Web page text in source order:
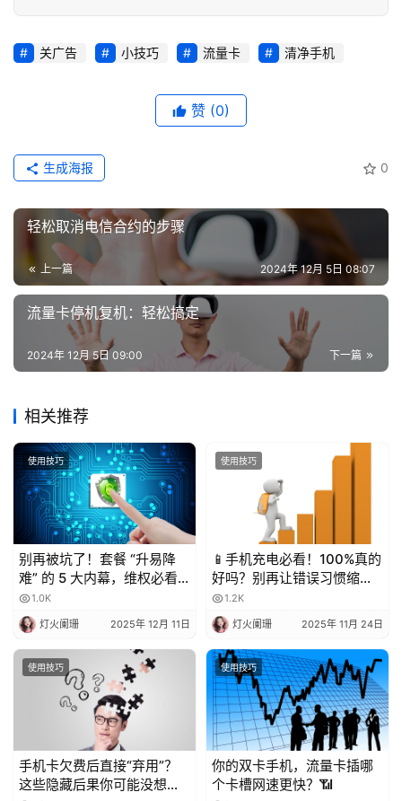
量
号
认
证
增
值
务
关广告 小技巧 流量卡 清净手机
赞 (0)
0
生成海报
轻松取消电信合约的步骤
上一篇 2024年 12月 5日 08:07
流量卡停机复机：轻松搞定
下一篇
2024年 12月 5日 09:00
相关推荐
使用技巧
别再被坑了！套餐 “升易降
难” 的 5 大内幕，维权必看
💥1.0K
灯火阑珊 2025年 12月 11日
使用技巧
📱手机充电必看！100%真的
好吗？别再让错误习惯缩短
电池寿命！
1.2K
灯火阑珊 2025年 11月 24日
使用技巧
手机卡欠费后直接“弃用”？
这些隐藏后果你可能没想
使用技巧
你的双卡手机，流量卡插哪
个卡槽网速更快？📶